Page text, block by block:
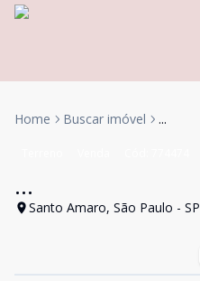
Home Buscar imóvel ...
...
Santo Amaro, São Paulo - SP